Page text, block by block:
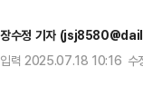
장수정 기자
입력 2025.07.18 10:16